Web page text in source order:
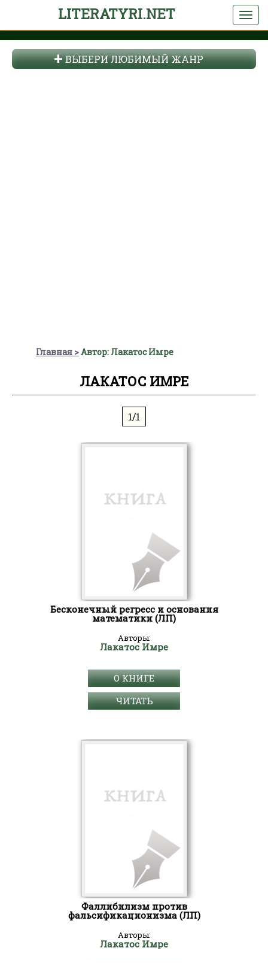
LITERATYRI.NET
ВЫБЕРИ ЛЮБИМЫЙ ЖАНР
Главная Автор: Лакатос Имре
ЛАКАТОС ИМРЕ
1/1
Бесконечный регресс и основания
математики (ЛП)
Авторы:
Лакатос Имре
О КНИГЕ
ЧИТАТЬ
Фаллибилизм против
фальсификационизма (ЛП)
Авторы:
Лакатос Имре